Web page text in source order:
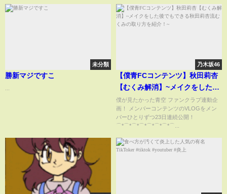
未分類
勝新マジですこ
乃木坂46
【僕青FCコンテンツ】秋田莉杏
【むくみ解消】~メイクをした後
でもできる秋田莉杏流むくみの
取り方を紹介！~
僕が見たかった青空 ファンクラブ連動企
画！ メンバーコンテンツのVLOGをメン
バーひとりずつ23日連続公開！
⌒*⌒*⌒*⌒*⌒*⌒*⌒*⌒...